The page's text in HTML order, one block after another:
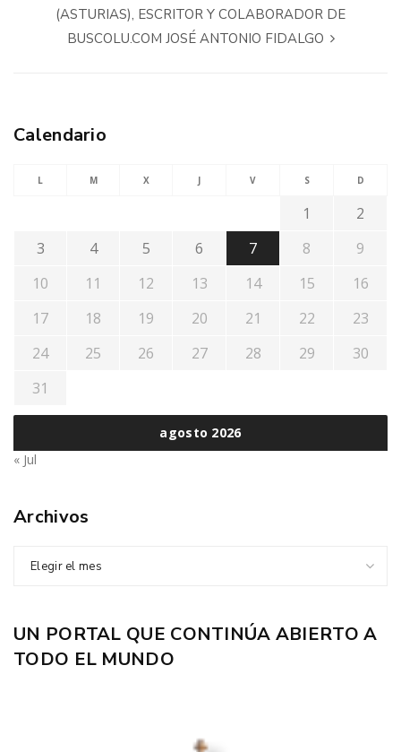
(ASTURIAS), ESCRITOR Y COLABORADOR DE
BUSCOLU.COM JOSÉ ANTONIO FIDALGO
Calendario
agosto 2026
L M X J V S D
1
2
3
4 5 6 7 8
9
10
11 12 13 14 15
16
17
18 19 20 21 22
23
24
25 26 27 28 29
30
31
« Jul
Archivos
Elegir el mes
UN PORTAL QUE CONTINÚA ABIERTO A
TODO EL MUNDO